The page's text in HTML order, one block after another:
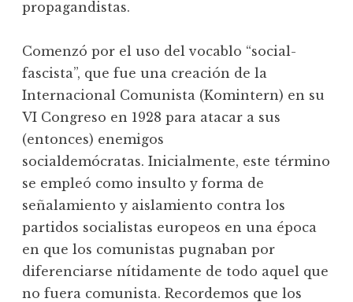
propagandistas.
Comenzó por el uso del vocablo “social-
fascista”, que fue una creación de la
Internacional Comunista (Komintern) en su
VI Congreso en 1928 para atacar a sus
(entonces) enemigos
socialdemócratas. Inicialmente, este término
se empleó como insulto y forma de
señalamiento y aislamiento contra los
partidos socialistas europeos en una época
en que los comunistas pugnaban por
diferenciarse nítidamente de todo aquel que
no fuera comunista. Recordemos que los